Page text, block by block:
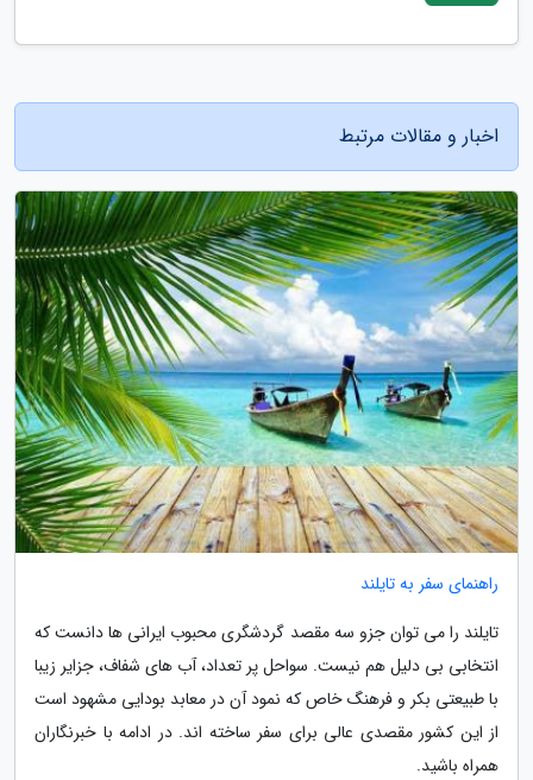
اخبار و مقالات مرتبط
راهنمای سفر به تایلند
تایلند را می توان جزو سه مقصد گردشگری محبوب ایرانی ها دانست که
انتخابی بی دلیل هم نیست. سواحل پر تعداد، آب های شفاف، جزایر زیبا
با طبیعتی بکر و فرهنگ خاص که نمود آن در معابد بودایی مشهود است
از این کشور مقصدی عالی برای سفر ساخته اند. در ادامه با خبرنگاران
همراه باشید.